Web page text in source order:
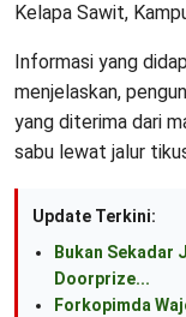
Kelapa Sawit,
Informasi yang
menjelaskan,
yang diterima dari
sabu lewat jalur
Update Terkini:
Bukan Sekadar
Doorprize...
Forkopimda